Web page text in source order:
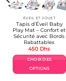
ÉVEIL ET JOUET
Tapis d’Éveil Baby
Play Mat – Confort et
Sécurité avec Bords
Rabattables
450 Dhs
CHOIX DES
OPTIONS